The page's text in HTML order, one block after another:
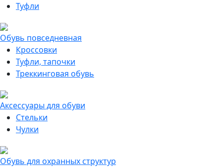
Туфли
Обувь повседневная
Кроссовки
Туфли, тапочки
Треккинговая обувь
Аксессуары для обуви
Стельки
Чулки
Обувь для охранных структур